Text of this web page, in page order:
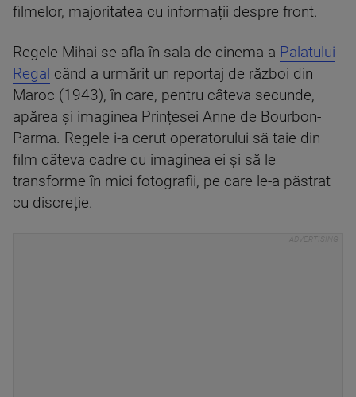
filmelor, majoritatea cu informații despre front.
Regele Mihai se afla în sala de cinema a Palatului
Regal când a urmărit un reportaj de război din
Maroc (1943), în care, pentru câteva secunde,
apărea și imaginea Prințesei Anne de Bourbon-
Parma. Regele i-a cerut operatorului să taie din
film câteva cadre cu imaginea ei și să le
transforme în mici fotografii, pe care le-a păstrat
cu discreție.